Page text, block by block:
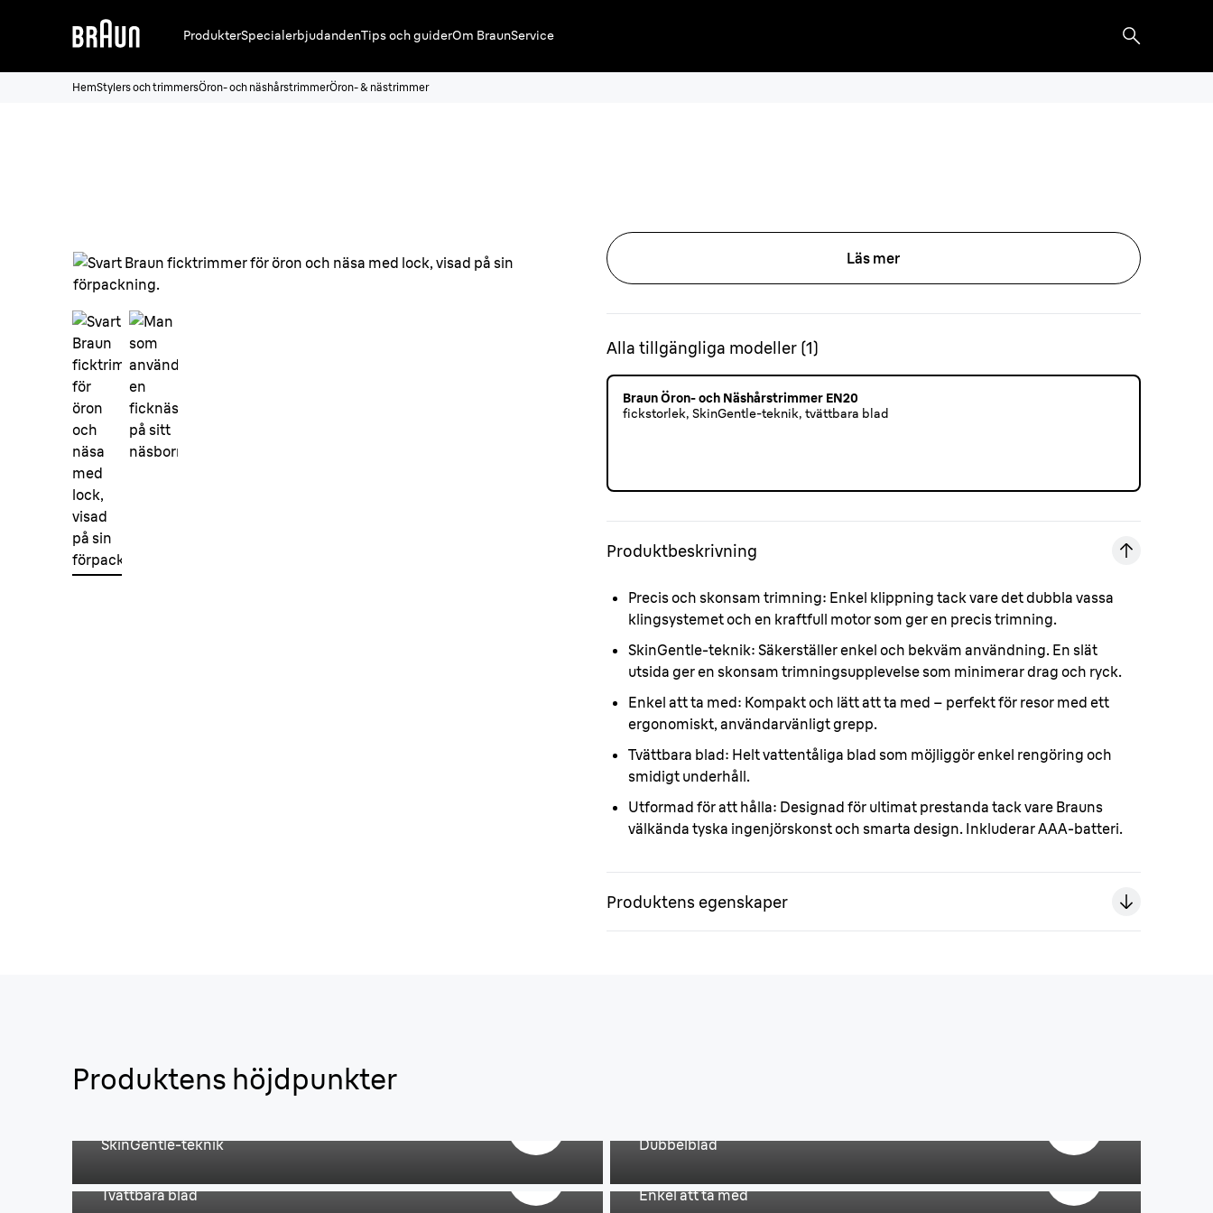
ProdukterSpecialerbjudandenTips och guiderOm BraunService
HemStylers och trimmersÖron- och näshårstrimmerÖron- & nästrimmer
Läs mer
Alla tillgängliga modeller(1)
Braun Öron- och Näshårstrimmer EN20
fickstorlek, SkinGentle-teknik, tvättbara blad
Produktbeskrivning
Precis och skonsam trimning: Enkel klippning tack vare det dubbla vassa
klingsystemet och en kraftfull motor som ger en precis trimning.
SkinGentle-teknik: Säkerställer enkel och bekväm användning. En slät
utsida ger en skonsam trimningsupplevelse som minimerar drag och ryck.
Enkel att ta med: Kompakt och lätt att ta med – perfekt för resor med ett
ergonomiskt, användarvänligt grepp.
Tvättbara blad: Helt vattentåliga blad som möjliggör enkel rengöring och
smidigt underhåll.
Utformad för att hålla: Designad för ultimat prestanda tack vare Brauns
välkända tyska ingenjörskonst och smarta design. Inkluderar AAA-batteri.
Produktens egenskaper
Produktens höjdpunkter
Exakta och skonsamma
SkinGentle-teknik Dubbelblad
Tvättbara blad Enkel att ta med